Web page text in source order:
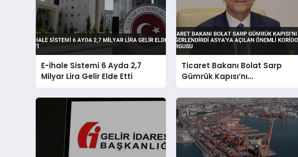
E-İhale Sistemi 6 Ayda 2,7
Milyar Lira Gelir Elde Etti
Ticaret Bakanı Bolat Sarp
Gümrük Kapısı’nı
Değerlendirdi Asya’ya Açılan
Önemli Koridor Vurgusu